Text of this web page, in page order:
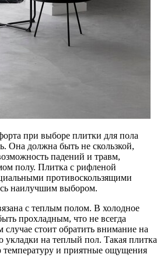
при выборе плитки для пола
Она должна быть не скользкой,
падений и травм,
полу. Плитка с рифленой
противоскользящими
наилучшим выбором.
с теплым полом. В холодное
прохладным, что не всегда
случае стоит обратить внимание на
укладки на теплый пол. Такая плитка
температуру и приятные ощущения